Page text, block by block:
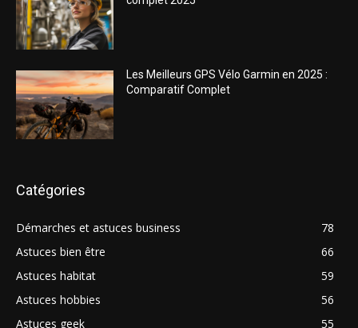
Les Meilleurs GPS Vélo Garmin en 2025 :
Comparatif Complet
Catégories
Démarches et astuces business
78
Astuces bien être
66
Astuces habitat
59
Astuces hobbies
56
Astuces geek
55